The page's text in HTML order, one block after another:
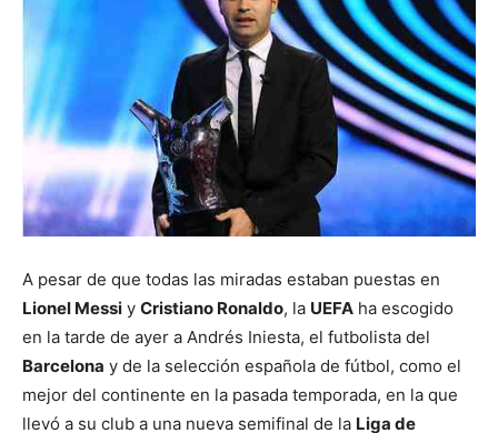
A pesar de que todas las miradas estaban puestas en
Lionel Messi y Cristiano Ronaldo, la UEFA ha escogido
en la tarde de ayer a Andrés Iniesta, el futbolista del
Barcelona y de la selección española de fútbol, como el
mejor del continente en la pasada temporada, en la que
llevó a su club a una nueva semifinal de la Liga de